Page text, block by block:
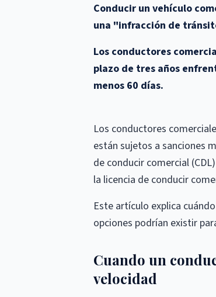
Conducir un vehículo
una "infracción de
Los conductores
plazo de tres años
menos 60 días.
Los conductores
están sujetos a sanciones
de conducir comercial
la licencia de conducir
Este artículo explica
opciones podrían existir
Cuando un
velocidad